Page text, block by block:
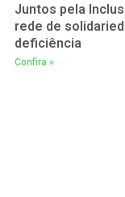
Juntos pela
rede de
deficiência
Confira »